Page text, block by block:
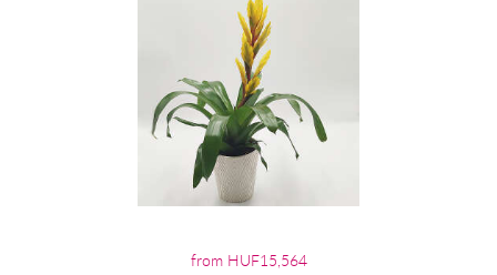
from HUF15,564